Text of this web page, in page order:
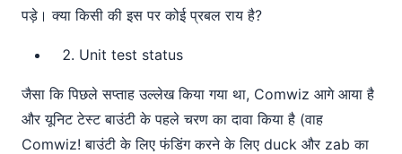
पड़े। क्या किसी की इस पर कोई प्रबल राय है?
Unit test status
जैसा कि पिछले सप्ताह उल्लेख किया गया था, Comwiz आगे आया है
और यूनिट टेस्ट बाउंटी के पहले चरण का दावा किया है (वाह
Comwiz! बाउंटी के लिए फंडिंग करने के लिए duck और zab का